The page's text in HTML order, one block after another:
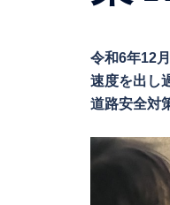
令和6年12
速度を出し
道路安全対